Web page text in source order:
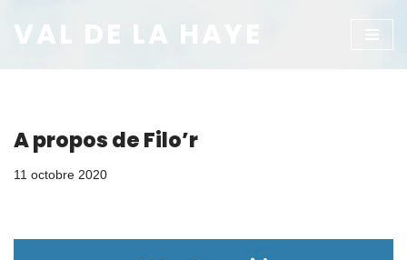
Aller
au
VAL DE LA HAYE
A propos de Filo’r
11 octobre 2020